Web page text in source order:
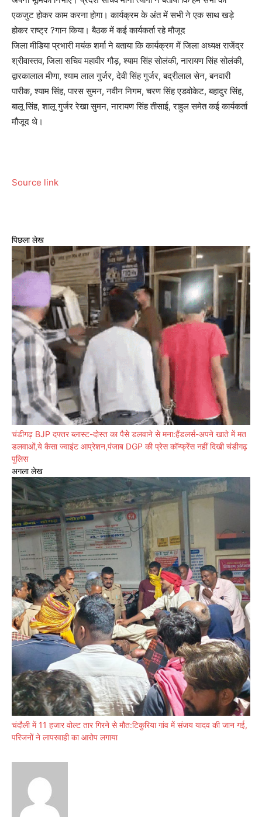
एकजुट होकर काम करना होगा। कार्यक्रम के अंत में सभी ने एक साथ खड़े
होकर राष्ट्र ?गान किया। बैठक में कई कार्यकर्ता रहे मौजूद
जिला मीडिया प्रभारी मयंक शर्मा ने बताया कि कार्यक्रम में जिला अध्यक्ष राजेंद्र
श्रीवास्तव, जिला सचिव महावीर गौड़, श्याम सिंह सोलंकी, नारायण सिंह सोलंकी,
द्वारकालाल मीणा, श्याम लाल गुर्जर, देवी सिंह गुर्जर, बद्रीलाल सेन, बनवारी
पारीक, श्याम सिंह, पारस सुमन, नवीन निगम, चरण सिंह एडवोकेट, बहादुर सिंह,
बालू सिंह, शालू गुर्जर रेखा सुमन, नारायण सिंह तीसाई, राहुल समेत कई कार्यकर्ता
मौजूद थे।
Source link
पिछला लेख
चंडीगढ़ BJP दफ्तर ब्लास्ट-दोस्त का पैसे डलवाने से मना:हैंडलर्स-अपने खाते में मत
डलवाओं,ये कैसा ज्वाइंट आप्रेशन,पंजाब DGP की प्रेस कॉन्फ्रेंस नहीं दिखी चंडीगढ़
पुलिस
अगला लेख
चंदौली में 11 हजार वोल्ट तार गिरने से मौत:टिकुरिया गांव में संजय यादव की जान गई,
परिजनों ने लापरवाही का आरोप लगाया